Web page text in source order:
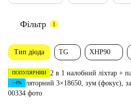
Фільтр 1
Тип діода TG XHP90
ПОПУЛЯРНИЙ
−4%